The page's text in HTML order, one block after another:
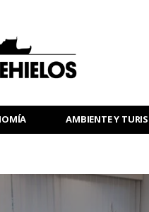
AMBIENTE Y